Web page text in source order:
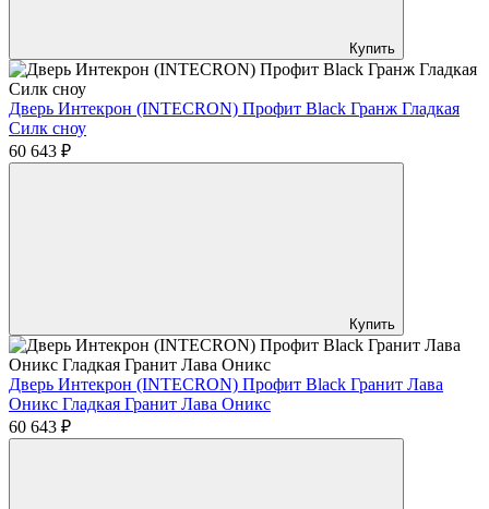
Купить
Дверь Интекрон (INTECRON) Профит Black Гранж Гладкая
Силк сноу
60 643 ₽
Купить
Дверь Интекрон (INTECRON) Профит Black Гранит Лава
Оникс Гладкая Гранит Лава Оникс
60 643 ₽